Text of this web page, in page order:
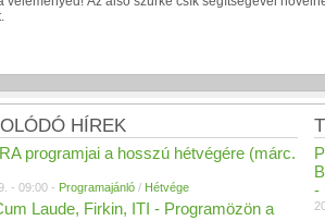
-
HÍREK
programjai a hosszú hétvégére (márc.
- 09:00 - Programajánló / Hétvége
Laude, Firkin, ITI - Programözön a